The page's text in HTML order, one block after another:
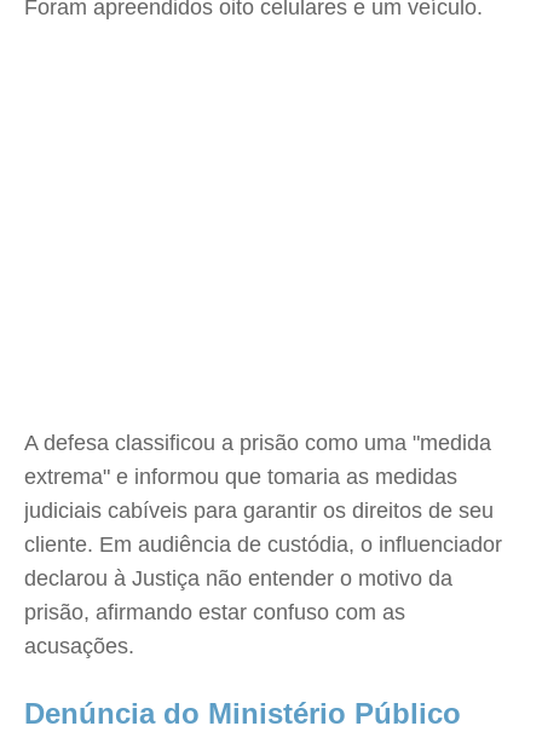
Foram apreendidos oito celulares e um veículo.
A defesa classificou a prisão como uma "medida
extrema" e informou que tomaria as medidas
judiciais cabíveis para garantir os direitos de seu
cliente. Em audiência de custódia, o influenciador
declarou à Justiça não entender o motivo da
prisão, afirmando estar confuso com as
acusações.
Denúncia do Ministério Público